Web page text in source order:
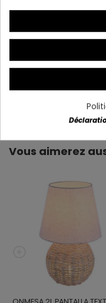
* Possibilité de mettre
Vous aimerez